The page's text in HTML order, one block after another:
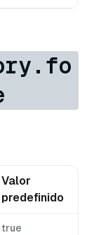
Valor
predefinido
true